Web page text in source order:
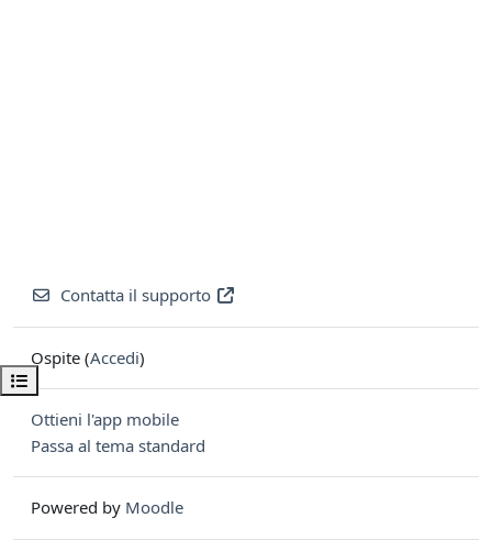
Apri indice del corso
Contatta il supporto
Ospite (Accedi)
Ottieni l'app mobile
Passa al tema standard
Powered by Moodle